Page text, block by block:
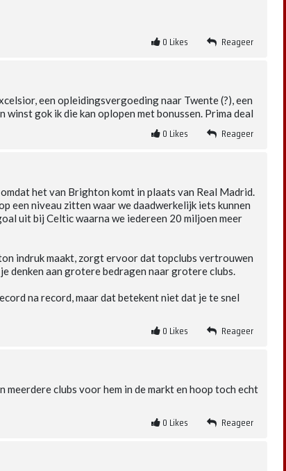
0 Likes Reageer
een opleidingsvergoeding naar Twente (?), een
winst gok ik die kan oplopen met bonussen. Prima deal
0 Likes Reageer
het van Brighton komt in plaats van Real Madrid.
een niveau zitten waar we daadwerkelijk iets kunnen
uit bij Celtic waarna we iedereen 20 miljoen meer
indruk maakt, zorgt ervoor dat topclubs vertrouwen
denken aan grotere bedragen naar grotere clubs.
na record, maar dat betekent niet dat je te snel
0 Likes Reageer
clubs voor hem in de markt en hoop toch echt
0 Likes Reageer